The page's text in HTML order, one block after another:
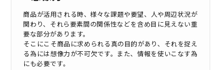
商品が活用される時、様々な課題や要望、人や周辺状況が
関わり、それら要素間の関係性などを含め目に見えない重
要な部分があります。
そこにこそ商品に求められる真の目的があり、それを捉え
る為には想像力が不可欠です。また、情報を使いこなす為
にも必要です。